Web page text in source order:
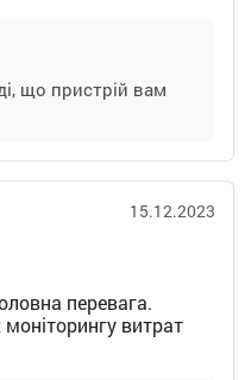
що пристрій вам
15.12.2023
перевага.
витрат